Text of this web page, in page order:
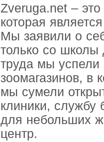
Zveruga.net –
которая
Мы заявили о
только со школы
труда мы успели
зоомагазинов, в
мы сумели
клиники, службу
для небольших
центр.